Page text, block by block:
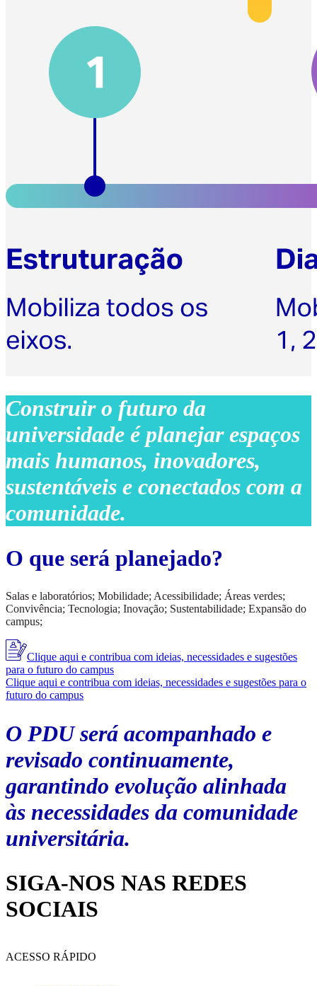
Construir o futuro da
universidade é planejar espaços
mais humanos, inovadores,
sustentáveis e conectados com a
comunidade.
O que será planejado?
Salas e laboratórios; Mobilidade; Acessibilidade; Áreas verdes;
Convivência; Tecnologia; Inovação; Sustentabilidade; Expansão do
campus;
Clique aqui e contribua com ideias, necessidades e sugestões
para o futuro do campus
Clique aqui e contribua com ideias, necessidades e sugestões para o
futuro do campus
O PDU será acompanhado e
revisado continuamente,
garantindo evolução alinhada
às necessidades da comunidade
universitária.
SIGA-NOS NAS REDES
SOCIAIS
ACESSO RÁPIDO